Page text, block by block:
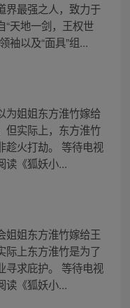
界最强之人，致力于
“天地一剑，王权世
袖以及“面具”组...
为姐姐东方淮竹嫁给
但实际上，东方淮竹
趁火打劫。 等待电视
读《狐妖小...
姐姐东方淮竹嫁给王
际上东方淮竹是为了
寻求庇护。 等待电视
读《狐妖小...